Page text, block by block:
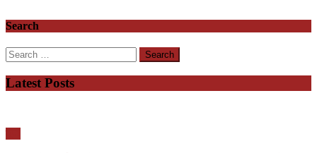
Search
Search
for:
Latest Posts